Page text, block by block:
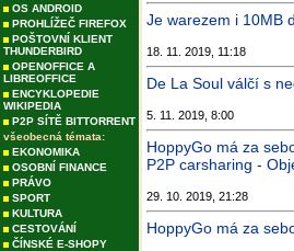
OS ANDROID
PROHLÍŽEČ FIREFOX
POŠTOVNÍ KLIENT
THUNDERBIRD
OPENOFFICE A
LIBREOFFICE
ENCYKLOPEDIE
WIKIPEDIA
P2P SÍTĚ BITTORRENT
všeobecná témata:
EKONOMIKA
OSOBNÍ FINANCE
PRÁVO
SPORT
KULTURA
CESTOVÁNÍ
ČÍNSKÉ E-SHOPY
Je warezem i 10MB
18. 11. 2019, 11:18
De La Soul válčí s
5. 11. 2019, 8:00
HoppyGo má za
P2P carsharing -
29. 10. 2019, 21:28
HoppyGo má za